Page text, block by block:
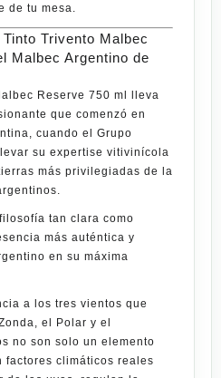
de tu mesa.
Trivento Malbec
Malbec Argentino de
Reserve 750 ml lleva
que comenzó en
cuando el Grupo
su expertise vitivinícola
más privilegiadas de la
tan clara como
más auténtica y
en su máxima
a los tres vientos que
el Polar y el
no son solo un elemento
factores climáticos reales